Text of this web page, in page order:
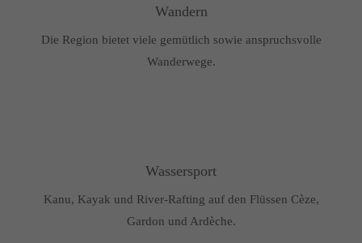
Wandern
Die Region bietet viele gemütlich sowie anspruchsvolle
Wanderwege.
Wassersport
Kanu, Kayak und River-Rafting auf den Flüssen Cèze,
Gardon und Ardèche.